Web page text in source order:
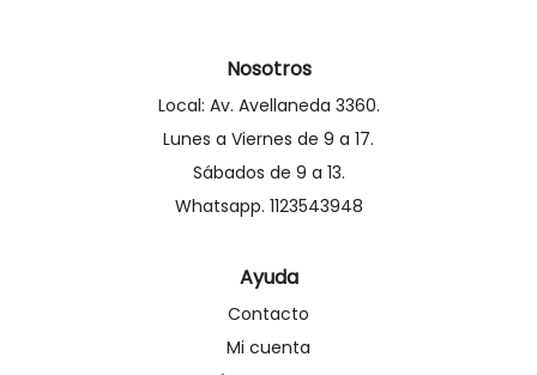
Nosotros
Local: Av. Avellaneda 3360.
Lunes a Viernes de 9 a 17.
Sábados de 9 a 13.
Whatsapp. 1123543948
Ayuda
Contacto
Mi cuenta